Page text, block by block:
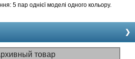
5 пар однієї моделі одного кольору.
товар